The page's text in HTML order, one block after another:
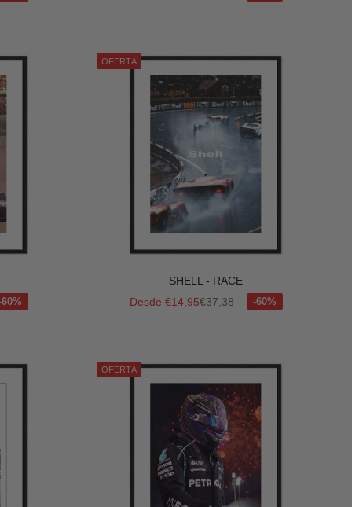
OFERTA
SHELL - RACE
Precio de oferta
Desde €14,95Precio normal
€37,38
OFERTA